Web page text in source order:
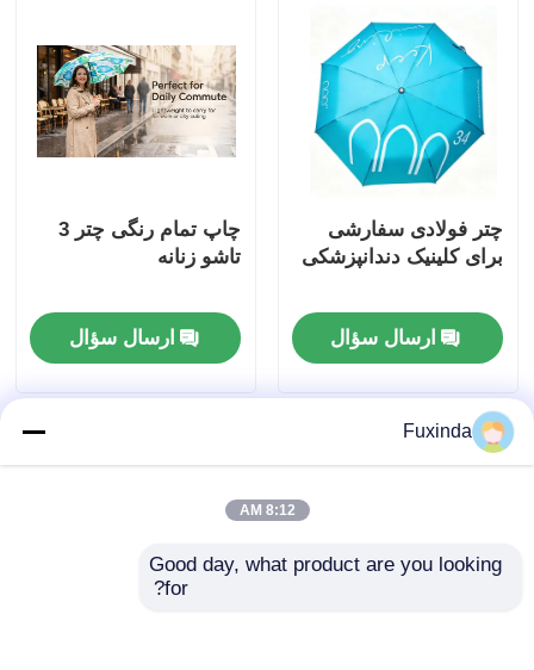
چتر فولادی سفارشی
برای کلینیک دندانپزشکی
ارسال سؤال
چاپ تمام رنگی چتر 3
تاشو زنانه
ارسال سؤال
Fuxinda
8:12 AM
Good day, what product are you looking
for?